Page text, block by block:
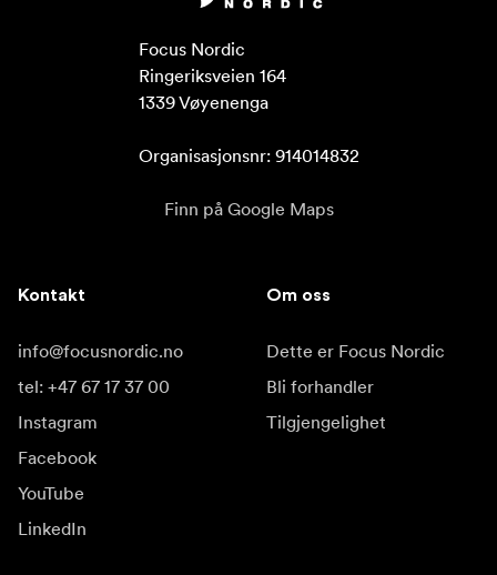
Focus Nordic
Ringeriksveien 164
1339 Vøyenenga
Organisasjonsnr: 914014832
Finn på Google Maps
Kontakt
info@focusnordic.no
tel: +47 67 17 37 00
Instagram
Facebook
YouTube
LinkedIn
Om oss
Dette er Focus Nordic
Bli forhandler
Tilgjengelighet